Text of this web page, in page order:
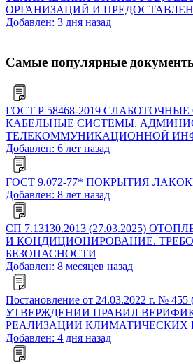
ОРГАНИЗАЦИЙ И
Добавлен: 3 дня назад
Самые популярные
ГОСТ Р 58468-2019
КАБЕЛЬНЫЕ СИСТЕМЫ.
ТЕЛЕКОММУНИКАЦИОННОЙ
Добавлен: 6 лет назад
ГОСТ 9.072-77* ПОКРЫТИЯ
Добавлен: 8 лет назад
СП 7.13130.2013 (27.03.2025)
И КОНДИЦИОНИРОВАНИЕ.
БЕЗОПАСНОСТИ
Добавлен: 8 месяцев назад
Постановление от 24.03.2022 г. №
УТВЕРЖДЕНИИ ПРАВИЛ
РЕАЛИЗАЦИИ КЛИМАТИЧЕСКИХ
Добавлен: 4 дня назад